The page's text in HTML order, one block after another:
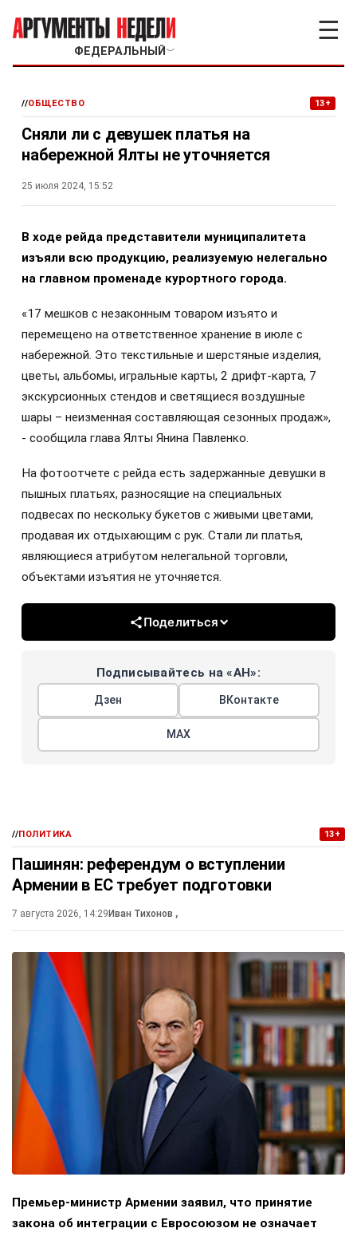
ФЕДЕРАЛЬНЫЙ ﹀
☰
//ОБЩЕСТВО 13+
Сняли ли с девушек платья на
набережной Ялты не уточняется
25 июля 2024, 15:52
В ходе рейда представители муниципалитета
изъяли всю продукцию, реализуемую нелегально
на главном променаде курортного города.
«17 мешков с незаконным товаром изъято и
перемещено на ответственное хранение в июле с
набережной. Это текстильные и шерстяные изделия,
цветы, альбомы, игральные карты, 2 дрифт-карта, 7
экскурсионных стендов и светящиеся воздушные
шары – неизменная составляющая сезонных продаж»,
- сообщила глава Ялты Янина Павленко.
На фотоотчете с рейда есть задержанные девушки в
пышных платьях, разносящие на специальных
подвесах по нескольку букетов с живыми цветами,
продавая их отдыхающим с рук. Стали ли платья,
являющиеся атрибутом нелегальной торговли,
объектами изъятия не уточняется.
Поделиться
Подписывайтесь на «АН»:
Дзен ВКонтакте
МАХ
//ПОЛИТИКА 13+
Пашинян: референдум о вступлении
Армении в ЕС требует подготовки
7 августа 2026, 14:29 Иван Тихонов ,
Премьер-министр Армении заявил, что принятие
закона об интеграции с Евросоюзом не означает